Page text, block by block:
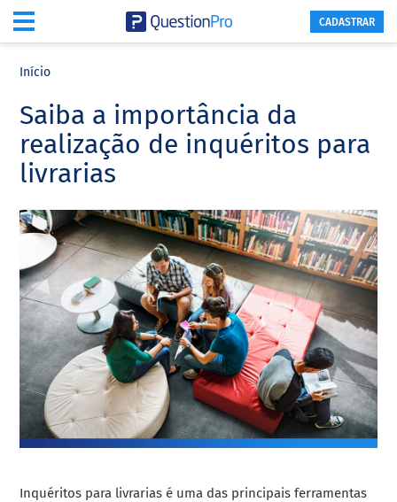
content
sidebar
CADASTRAR
Início
Saiba a importância da
realização de inquéritos para
livrarias
Inquéritos para livrarias é uma das principais ferramentas